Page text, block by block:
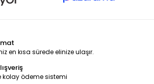
en kısa sürede elinize ulaşır.
kolay ödeme sistemi